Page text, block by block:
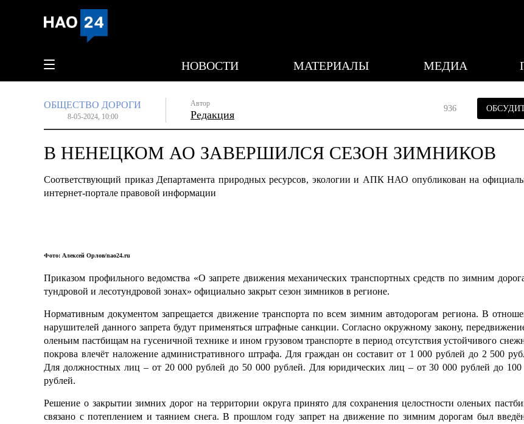
НОВОСТИ МАТЕРИАЛЫ МЕДИА
ОБЩЕСТВО ДОРОГИ
8-05-2024, 10:00
Автор
Редакция
936
В НЕНЕЦКОМ АО ЗАВЕРШИЛСЯ СЕЗОН ЗИМНИКОВ
Соответствующий приказ Департамента природных ресурсов, экологии и АПК НАО опубликован на
интернет-портале правовой информации
Фото: Алексей Орлов/nao24.ru
Приказом профильного ведомства «О запрете движения механических транспортных средств по зимним
тундровой и лесотундровой зонах» официально закрыт сезон зимников в регионе.
Нормативным документом запрещается движение транспорта по всем зимним автодорогам региона. В
нарушителей данного запрета будут применяться штрафные санкции. Согласно окружному закону,
оленьим пастбищам на гусеничной технике и ином грузовом транспорте в период отсутствия устойчивого
покрова влечёт наложение административного штрафа. Для граждан он составит от 1 000 рублей до 2 500
Для должностных лиц – от 20 000 рублей до 50 000 рублей. Для юридических лиц – от 30 000 рублей до 100
рублей.
Решение о закрытии зимних дорог на территории округа принято для сохранения целостности оленьих
связано с потеплением и таянием снега. В прошлом году запрет на движение по зимним дорогам был